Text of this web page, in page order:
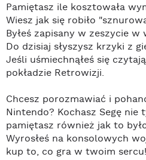
Pamiętasz ile kosztowała
Wiesz jak się robiło
Byłeś zapisany w zeszycie w
Do dzisiaj słyszysz krzyki z
Jeśli uśmiechnąłeś się
pokładzie Retrowizji.
Chcesz porozmawiać i
Nintendo? Kochasz Segę nie
pamiętasz również jak to
Wyrosłeś na konsolowych
kup to, co gra w twoim sercu!